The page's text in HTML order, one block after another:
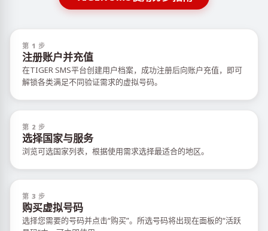
第 1 步
注册账户并充值
在TIGER SMS平台创建用户档案，成功注册后向账户充值，即可
解锁各类满足不同验证需求的虚拟号码。
第 2 步
选择国家与服务
浏览可选国家列表，根据使用需求选择最适合的地区。
第 3 步
购买虚拟号码
选择您需要的号码并点击“购买”。所选号码将出现在面板的“活跃